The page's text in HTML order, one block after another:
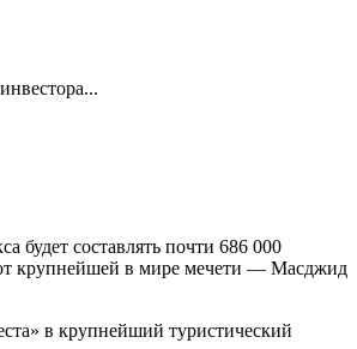
будет составлять почти 686 000
от крупнейшей в мире мечети — Масджид
в крупнейший туристический